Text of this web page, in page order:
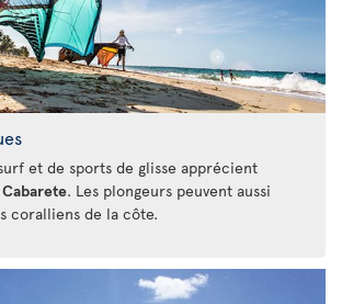
et de sports de glisse apprécient
Cabarete. Les plongeurs peuvent aussi
coralliens de la côte.